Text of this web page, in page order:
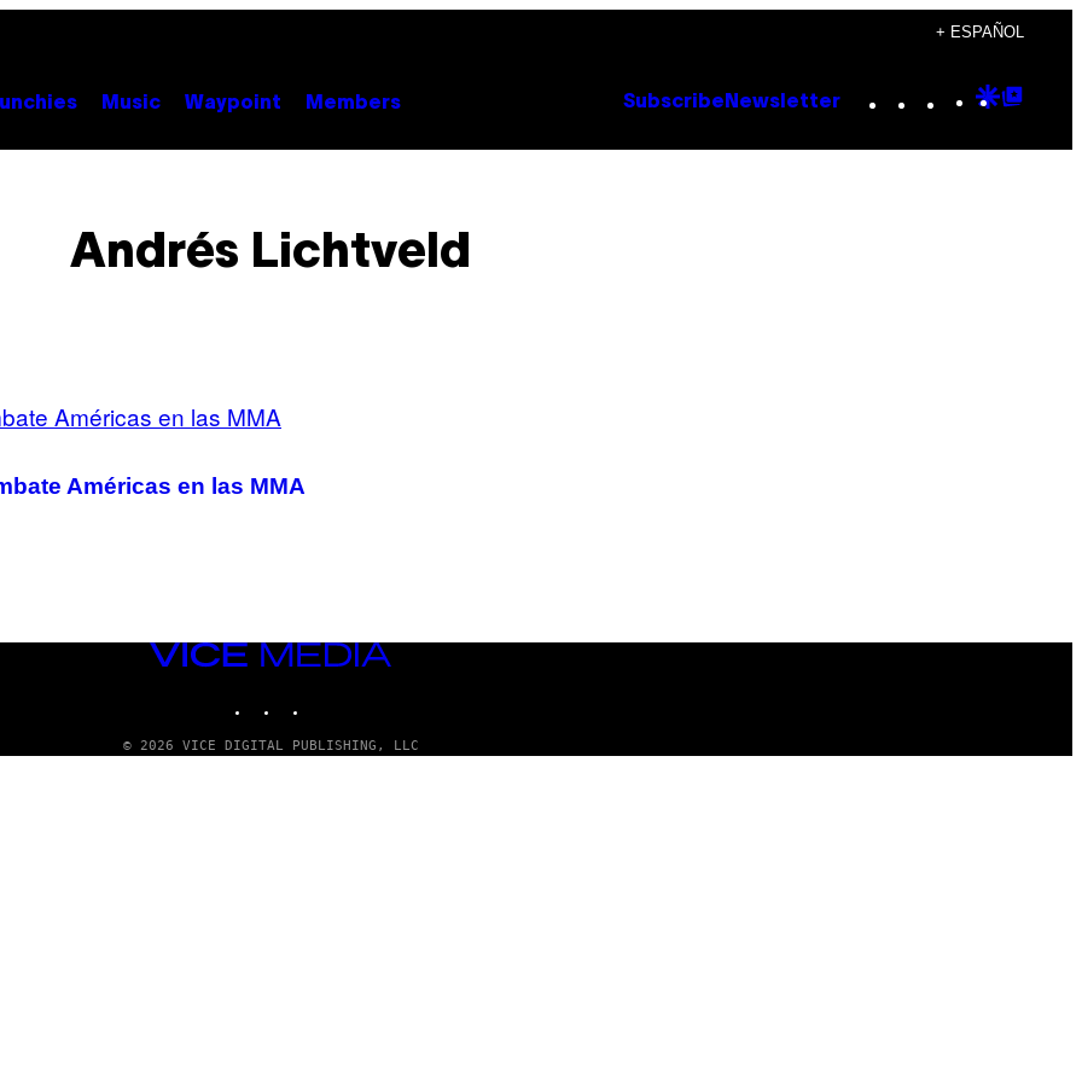
+ ESPAÑOL
Music Waypoint Members Subscribe Newsletter Instagram
TikTok
YouTube
Google
Andrés Lichtveld
Américas en las MMA
VICE
© 2026 VICE DIGITAL PUBLISHING, LLC